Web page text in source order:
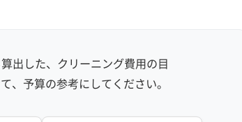
と分解技術で奥までしっかり洗い流すこと
目にカーソルを合わせると詳細な説明が表示されます。
出した、クリーニング費用の目
、予算の参考にしてください。